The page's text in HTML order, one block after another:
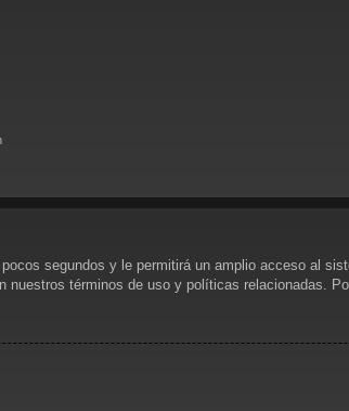
segundos y le permitirá un amplio acceso al
términos de uso y políticas relacionadas.